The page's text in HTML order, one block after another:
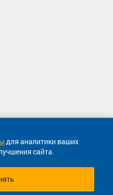
для аналитики ваших
сайта.
сервис продажи